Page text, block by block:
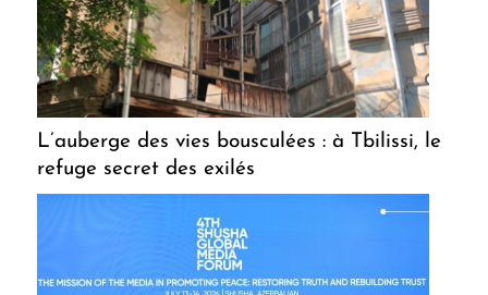
L’auberge des vies bousculées : à Tbilissi, le
refuge secret des exilés